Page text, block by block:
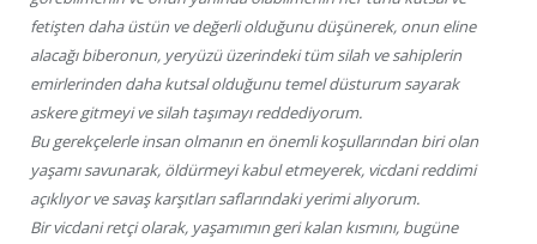
fetişten daha üstün ve değerli olduğunu düşünerek, onun eline
alacağı biberonun, yeryüzü üzerindeki tüm silah ve sahiplerin
emirlerinden daha kutsal olduğunu temel düsturum sayarak
askere gitmeyi ve silah taşımayı reddediyorum.
Bu gerekçelerle insan olmanın en önemli koşullarından biri olan
yaşamı savunarak, öldürmeyi kabul etmeyerek, vicdani reddimi
açıklıyor ve savaş karşıtları saflarındaki yerimi alıyorum.
Bir vicdani retçi olarak, yaşamımın geri kalan kısmını, bugüne